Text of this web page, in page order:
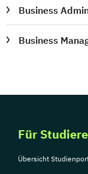
Business
Business
Für
Übersicht